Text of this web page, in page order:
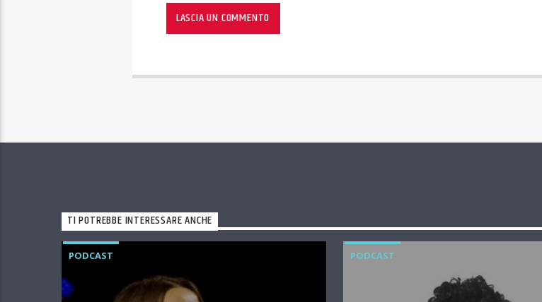
TI POTREBBE INTERESSARE ANCHE
PODCAST PODCAST